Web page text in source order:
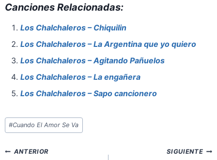
c
e
b
o
o
k
er
e
st
at
s
A
p
p
st
o
d
o
n
ai
l
Canciones Relacionadas:
Los Chalchaleros – Chiquilin
Los Chalchaleros – La Argentina que yo quiero
Los Chalchaleros – Agitando Pañuelos
Los Chalchaleros – La engañera
Los Chalchaleros – Sapo cancionero
Etiquetas
de
entrada:
#Cuando El Amor Se Va
Navegación
ANTERIOR SIGUIENTE